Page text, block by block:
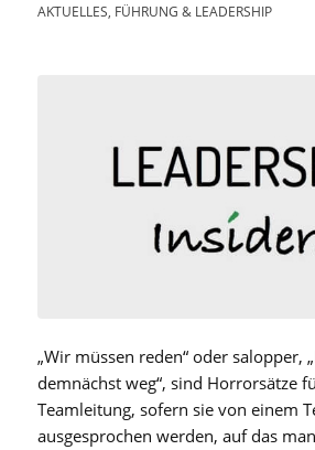
AKTUELLES, FÜHRUNG & LEADERSHIP
„Wir müssen reden“ oder salopper,
demnächst weg“, sind Horrorsätze
Teamleitung, sofern sie von einem
ausgesprochen werden, auf das